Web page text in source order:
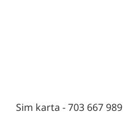
Sim karta - 703 667 989